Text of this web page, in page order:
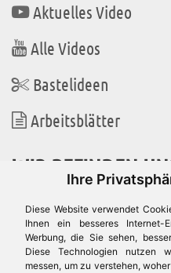
Ihre
Diese Website verwendet
Ihnen ein besseres
Werbung, die Sie sehen,
Diese Technologien nutzen
messen, um zu verstehen,
Aktuelles Video
Alle Videos
Bastelideen
Arbeitsblätter
WIR BEFINDEN
Es gibt uns auch in